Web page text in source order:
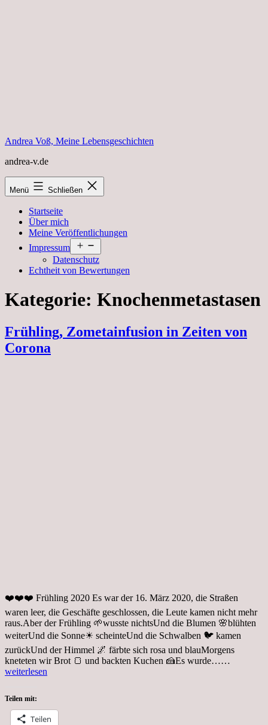
Andrea Voß, Meine Lebensgeschichten
andrea-v.de
Menü Schließen
Startseite
Über mich
Meine Veröffentlichungen
Impressum
öffnen
Datenschutz
Echtheit von Bewertungen
Kategorie: Knochenmetastasen
Frühling, Zometainfusion in Zeiten von
Corona
❤️❤️❤️ Frühling 2020 Es war der 16. März 2020, die Straßen
waren leer, die Geschäfte geschlossen, die Leute kamen nicht mehr
raus.Aber der Frühling 🌱wusste nichtsUnd die Blumen 🌸blühten
weiterUnd die Sonne☀ scheinteUnd die Schwalben 🐦 kamen
zurückUnd der Himmel 🌌 färbte sich rosa und blauMorgens
kneteten wir Brot 🍞 und backten Kuchen 🍰Es wurde……
weiterlesen
Teilen mit:
Teilen